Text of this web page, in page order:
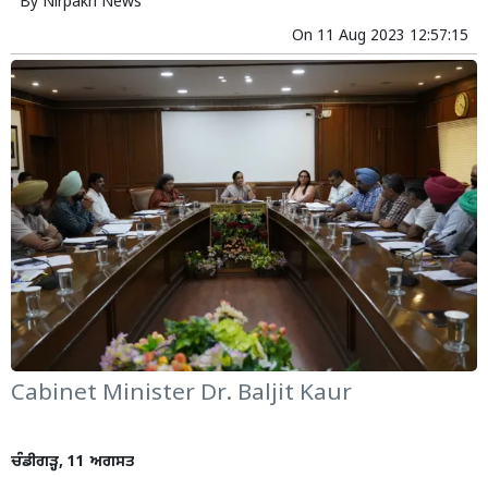
On 11 Aug 2023 12:57:15
Cabinet Minister Dr. Baljit Kaur
ਚੰਡੀਗੜ੍ਹ, 11 ਅਗਸਤ